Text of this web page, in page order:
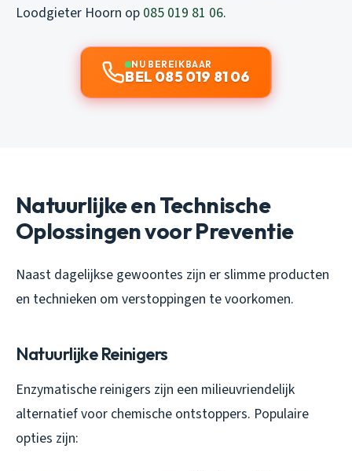
Loodgieter Hoorn op 085 019 81 06.
NU BEREIKBAAR
BEL 085 019 81 06
Natuurlijke en Technische
Oplossingen voor Preventie
Naast dagelijkse gewoontes zijn er slimme producten
en technieken om verstoppingen te voorkomen.
Natuurlijke Reinigers
Enzymatische reinigers zijn een milieuvriendelijk
alternatief voor chemische ontstoppers. Populaire
opties zijn: